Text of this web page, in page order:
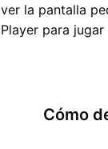
ver la pantalla
Player para
Cómo